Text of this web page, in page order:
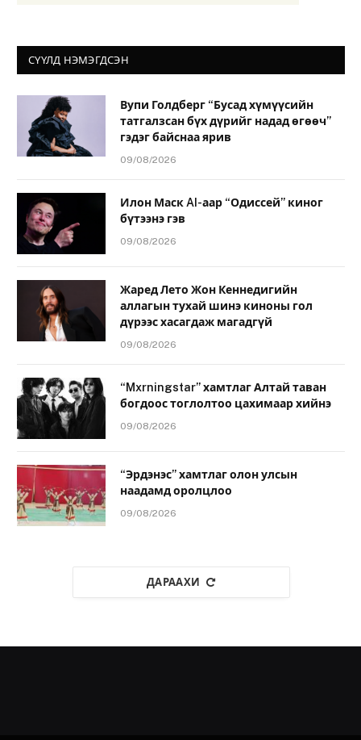
СҮҮЛД НЭМЭГДСЭН
Вупи Голдберг “Бусад хүмүүсийн
татгалзсан бүх дүрийг надад өгөөч”
гэдэг байснаа ярив
09/08/2026
Илон Маск AI-аар “Одиссей” киног
бүтээнэ гэв
09/08/2026
Жаред Лето Жон Кеннедигийн
аллагын тухай шинэ киноны гол
дүрээс хасагдаж магадгүй
09/08/2026
“Mxrningstar” хамтлаг Алтай таван
богдоос тоглолтоо цахимаар хийнэ
09/08/2026
“Эрдэнэс” хамтлаг олон улсын
наадамд оролцлоо
09/08/2026
ДАРААХИ